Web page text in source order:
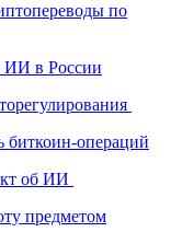
по
ИИ в России
биткоин-операций
об ИИ
предметом